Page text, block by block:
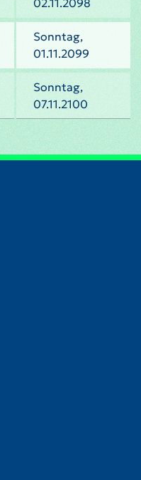
02.11.2098
Sonntag,
01.11.2099
Sonntag,
07.11.2100